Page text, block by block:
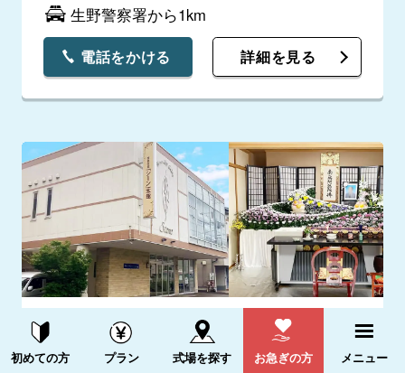
生野警察署から1km
電話をかける 詳細を見る
メモリーハウス生野舎利寺（シーン）
(2件)
資料請求する 電話をかける
初めての方 プラン 式場を探す お急ぎの方 メニュー